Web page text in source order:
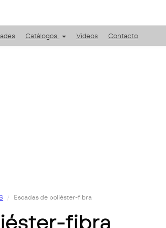
Catálogos Videos Contacto
Escadas de poliéster-fibra
fibra